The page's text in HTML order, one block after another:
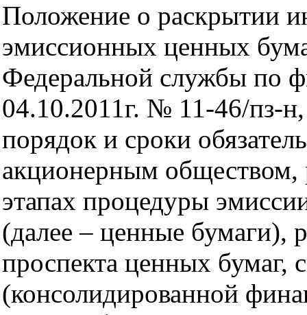
Положение о раскрытии
эмиссионных ценных
Федеральной службы по
04.10.2011г. № 11-46/пз-н,
порядок и сроки
акционерным
этапах процедуры
(далее – ценные бумаги),
проспекта ценных бумаг,
(консолидированной